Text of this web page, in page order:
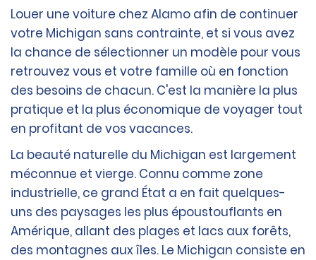
Louer une voiture chez Alamo afin de continuer
votre Michigan sans contrainte, et si vous avez
la chance de sélectionner un modèle pour vous
retrouvez vous et votre famille où en fonction
des besoins de chacun. C'est la manière la plus
pratique et la plus économique de voyager tout
en profitant de vos vacances.
La beauté naturelle du Michigan est largement
méconnue et vierge. Connu comme zone
industrielle, ce grand État a en fait quelques-
uns des paysages les plus époustouflants en
Amérique, allant des plages et lacs aux forêts,
des montagnes aux îles. Le Michigan consiste en